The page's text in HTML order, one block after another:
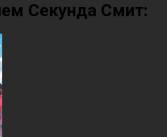
Секунда Смит: